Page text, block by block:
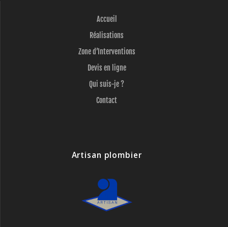
Accueil
Réalisations
Zone d’Interventions
Devis en ligne
Qui suis-je ?
Contact
Artisan plombier